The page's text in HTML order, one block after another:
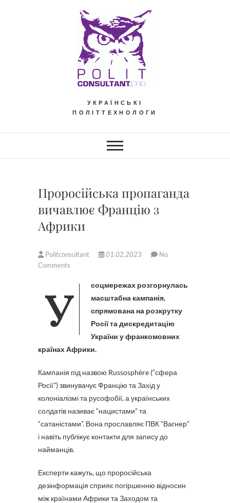
УКРАЇНСЬКІ
ПОЛІТТЕХНОЛОГИ
Проросійська пропаганда
вичавлює Францію з
Африки
Politconsultant 01.02.2023
No
Comments
У соцмережах розгорнулась
масштабна кампанія,
спрямована на розкрутку
Росії та дискредитацію
України у франкомовних
країнах Африки.
Кампанія під назвою Russosphère (“сфера
Росії”) звинувачує Францію та Захід у
колоніалізмі та русофобії, а українських
солдатів називає “нацистами” та
“сатаністами”. Вона прославляє ПВК “Вагнер”
і навіть публікує контакти для запису до
найманців.
Експерти кажуть, що проросійська
дезінформація сприяє погіршенню відносин
між країнами Африки та Заходом та